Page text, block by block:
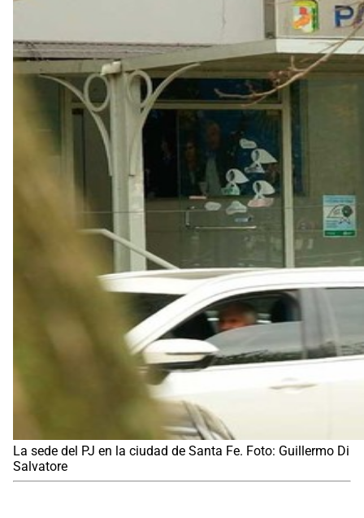
La sede del PJ en la ciudad de Santa Fe. Foto: Guillermo Di
Salvatore